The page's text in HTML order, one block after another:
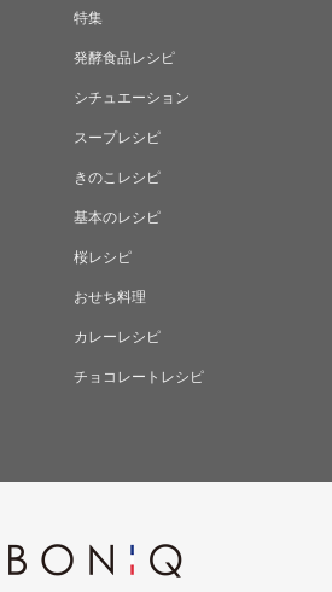
特集
発酵食品レシピ
シチュエーション
スープレシピ
きのこレシピ
基本のレシピ
桜レシピ
おせち料理
カレーレシピ
チョコレートレシピ